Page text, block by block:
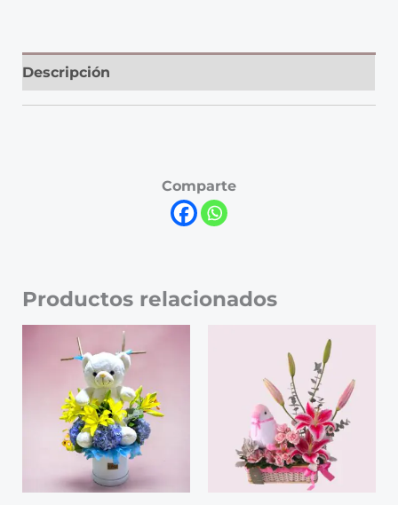
Descripción
Comparte
Productos relacionados